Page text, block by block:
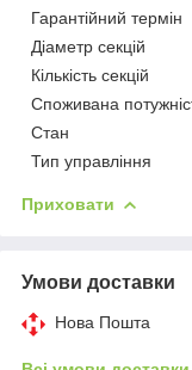
Гарантійний термін
Діаметр секцій
Кількість секцій
Споживана
Стан
Тип управління
Приховати
Умови доставки
Нова Пошта